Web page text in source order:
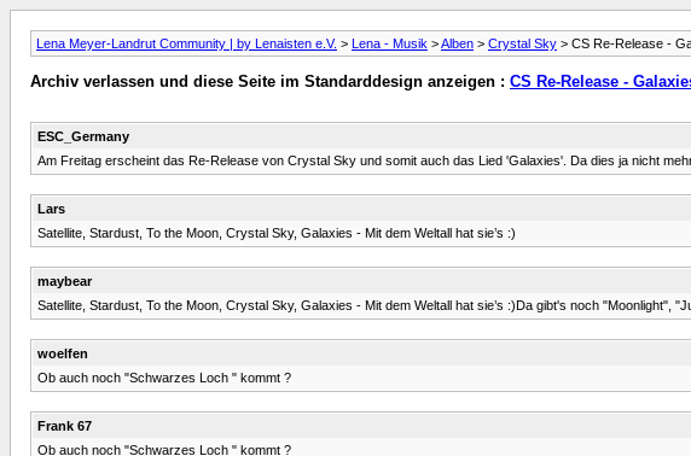
Lena Meyer-Landrut Community | by Lenaisten e.V. > Lena - Musik >Alben > Crystal Sky > CS Re-Release -
Archiv verlassen und diese Seite im Standarddesign anzeigen : CS Re-Release -
ESC_Germany
Am Freitag erscheint das Re-Release von Crystal Sky und somit auch das Lied 'Galaxies'. Da dies ja nicht
Lars
Satellite, Stardust, To the Moon, Crystal Sky, Galaxies - Mit dem Weltall hat sie’s :)
maybear
Satellite, Stardust, To the Moon, Crystal Sky, Galaxies - Mit dem Weltall hat sie’s :)Da gibt's noch "Moonlight",
woelfen
Ob auch noch "Schwarzes Loch " kommt ?
Frank 67
Ob auch noch "Schwarzes Loch " kommt ?